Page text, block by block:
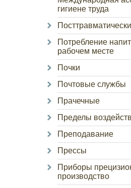
гигиене труда
Потребление
рабочем месте
Почки
Почтовые службы
Прачечные
Пределы
Преподавание
Прессы
Приборы
производство